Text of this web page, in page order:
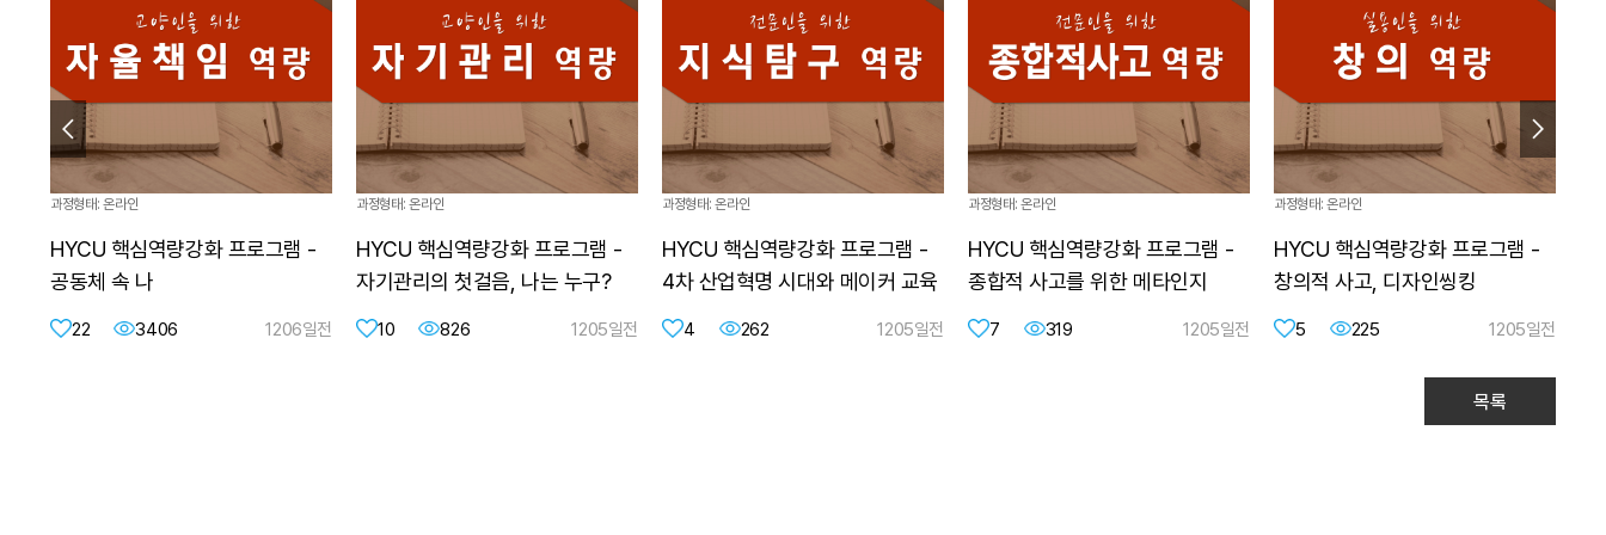
과정형태: 온라인
HYCU 핵심역량강화 프로그램 -
공동체 속 나
22 3406 1206일전
과정형태: 온라인
HYCU 핵심역량강화 프로그램 -
자기관리의 첫걸음, 나는 누구?
10 826 1205일전
과정형태: 온라인
HYCU 핵심역량강화 프로그램 -
4차 산업혁명 시대와 메이커 교육
4 262 1205일전
과정형태: 온라인
HYCU 핵심역량강화 프로그램 -
종합적 사고를 위한 메타인지
7 319 1205일전
과정형태: 온라인
HYCU 핵심역량강화 프로그램 -
창의적 사고, 디자인씽킹
5 225 1205일전
목록